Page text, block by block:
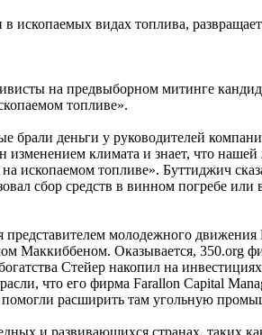
ископаемых видах топлива,
на предвыборном митинге
топливе».
брали деньги у руководителей
изменением климата и знает, что
ископаемом топливе». Буттиджич
сбор средств в винном погребе
молодежного
Маккиббеном. Оказывается, 350.org
Стейер накопил на
что его фирма Farallon Capital
расширить там угольную
и развивающихся странах, таких